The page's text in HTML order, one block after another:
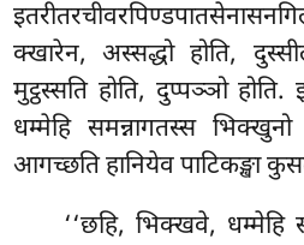
क्खारेन, अस्सद्धो होति,
मुट्ठस्सति होति, दुप्पञ्ञो
धम्मेहि समन्नागतस्स
आगच्छति हानियेव पाटिकङ्खा
‘‘छहि, भिक्खवे, धम्मेहि